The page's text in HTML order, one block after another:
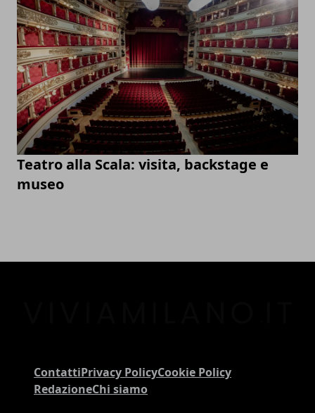
Teatro alla Scala: visita, backstage e
museo
ContattiPrivacy PolicyCookie Policy
RedazioneChi siamo